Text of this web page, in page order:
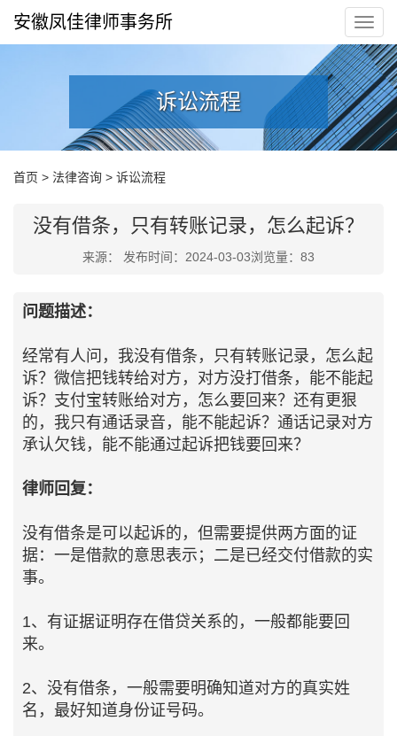
安徽凤佳律师事务所
诉讼流程
首页 > 法律咨询 > 诉讼流程
没有借条，只有转账记录，怎么起诉？
来源： 发布时间：2024-03-03浏览量： 83
问题描述：
经常有人问，我没有借条，只有转账记录，怎么起
诉？微信把钱转给对方，对方没打借条，能不能起
诉？支付宝转账给对方，怎么要回来？还有更狠
的，我只有通话录音，能不能起诉？通话记录对方
承认欠钱，能不能通过起诉把钱要回来？
律师回复：
没有借条是可以起诉的，但需要提供两方面的证
据：一是借款的意思表示；二是已经交付借款的实
事。
1、有证据证明存在借贷关系的，一般都能要回
来。
2、没有借条，一般需要明确知道对方的真实姓
名，最好知道身份证号码。